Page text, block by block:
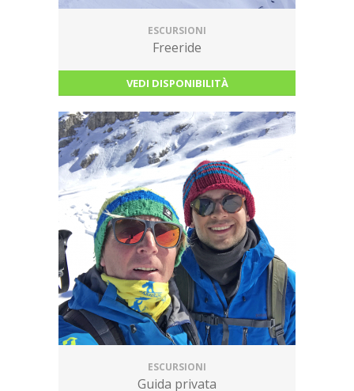
ESCURSIONI
Freeride
VEDI DISPONIBILITÀ
ESCURSIONI
Guida privata